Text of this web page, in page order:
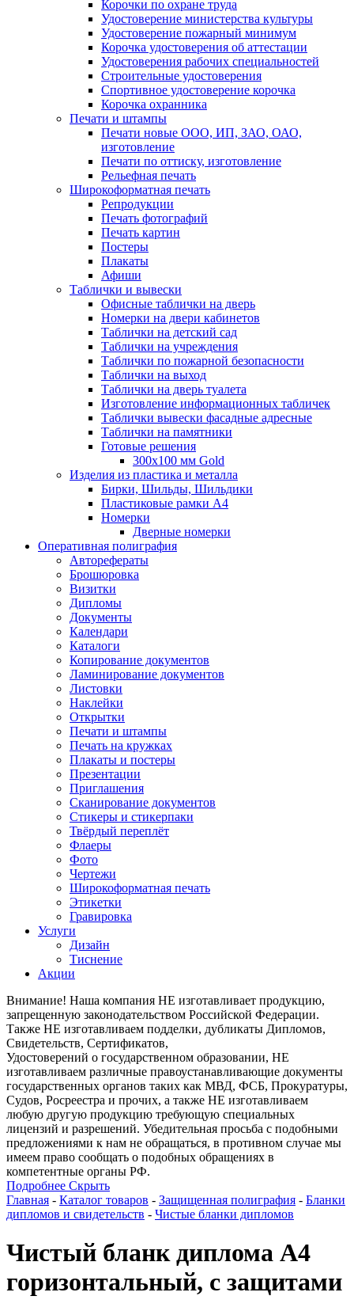
Корочки по охране труда
Удостоверение министерства культуры
Удостоверение пожарный минимум
Корочка удостоверения об аттестации
Удостоверения рабочих специальностей
Строительные удостоверения
Спортивное удостоверение корочка
Корочка охранника
Печати и штампы
Печати новые ООО, ИП, ЗАО, ОАО,
изготовление
Печати по оттиску, изготовление
Рельефная печать
Широкоформатная печать
Репродукции
Печать фотографий
Печать картин
Постеры
Плакаты
Афиши
Таблички и вывески
Офисные таблички на дверь
Номерки на двери кабинетов
Таблички на детский сад
Таблички на учреждения
Таблички по пожарной безопасности
Таблички на выход
Таблички на дверь туалета
Изготовление информационных табличек
Таблички вывески фасадные адресные
Таблички на памятники
Готовые решения
300x100 мм Gold
Изделия из пластика и металла
Бирки, Шильды, Шильдики
Пластиковые рамки А4
Номерки
Дверные номерки
Оперативная полиграфия
Авторефераты
Брошюровка
Визитки
Дипломы
Документы
Календари
Каталоги
Копирование документов
Ламинирование документов
Листовки
Наклейки
Открытки
Печати и штампы
Печать на кружках
Плакаты и постеры
Презентации
Приглашения
Сканирование документов
Стикеры и стикерпаки
Твёрдый переплёт
Флаеры
Фото
Чертежи
Широкоформатная печать
Этикетки
Гравировка
Услуги
Дизайн
Тиснение
Акции
Внимание! Наша компания НЕ изготавливает продукцию,
запрещенную законодательством Российской Федерации.
Также НЕ изготавливаем подделки, дубликаты Дипломов,
Свидетельств, Сертификатов,
Удостоверений о государственном образовании, НЕ
изготавливаем различные правоустанавливающие документы
государственных органов таких как МВД, ФСБ, Прокуратуры,
Судов, Росреестра и прочих, а также НЕ изготавливаем
любую другую продукцию требующую специальных
лицензий и разрешений. Убедительная просьба с подобными
предложениями к нам не обращаться, в противном случае мы
имеем право сообщать о подобных обращениях в
компетентные органы РФ.
Подробнее Скрыть
Главная - Каталог товаров - Защищенная полиграфия - Бланки
дипломов и свидетельств - Чистые бланки дипломов
Чистый бланк диплома А4
горизонтальный, с защитами